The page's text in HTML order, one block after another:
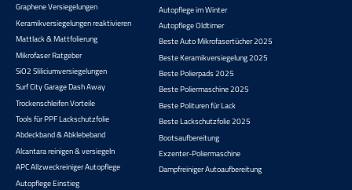
Graphene Versiegelungen
Keramikversiegelungen reaktivieren
Mattlack & Mattfolierung
Mikrofaser Ratgeber
SiO2 Sliliciumversiegelungen
Surf City Garage Dash Away
Trockenschleifen Vorteile
Tools für PPF Lackschutzfolie
Abdeckband & Abklebeband
Alcantara reinigen & versiegeln
APC Allzweckreiniger Autopflege
Autopflege Einstieg
Autopflege im Winter
Autopflege Oldtimer
Beste Auto Mikrofasertücher 2025
Beste Keramikversiegelung 2025
Beste Polierpads 2025
Beste Poliermaschine 2025
Beste Polituren für Lack
Beste Lackschutzfolie 2025
Bootsaufbereitung
Exzenter-Poliermaschine
Dampfreiniger Autoaufbereitung